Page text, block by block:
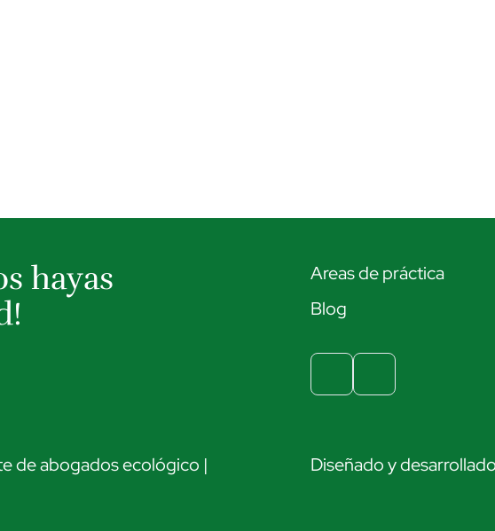
hayas
Areas de práctica
Blog
de abogados ecológico |
Diseñado y